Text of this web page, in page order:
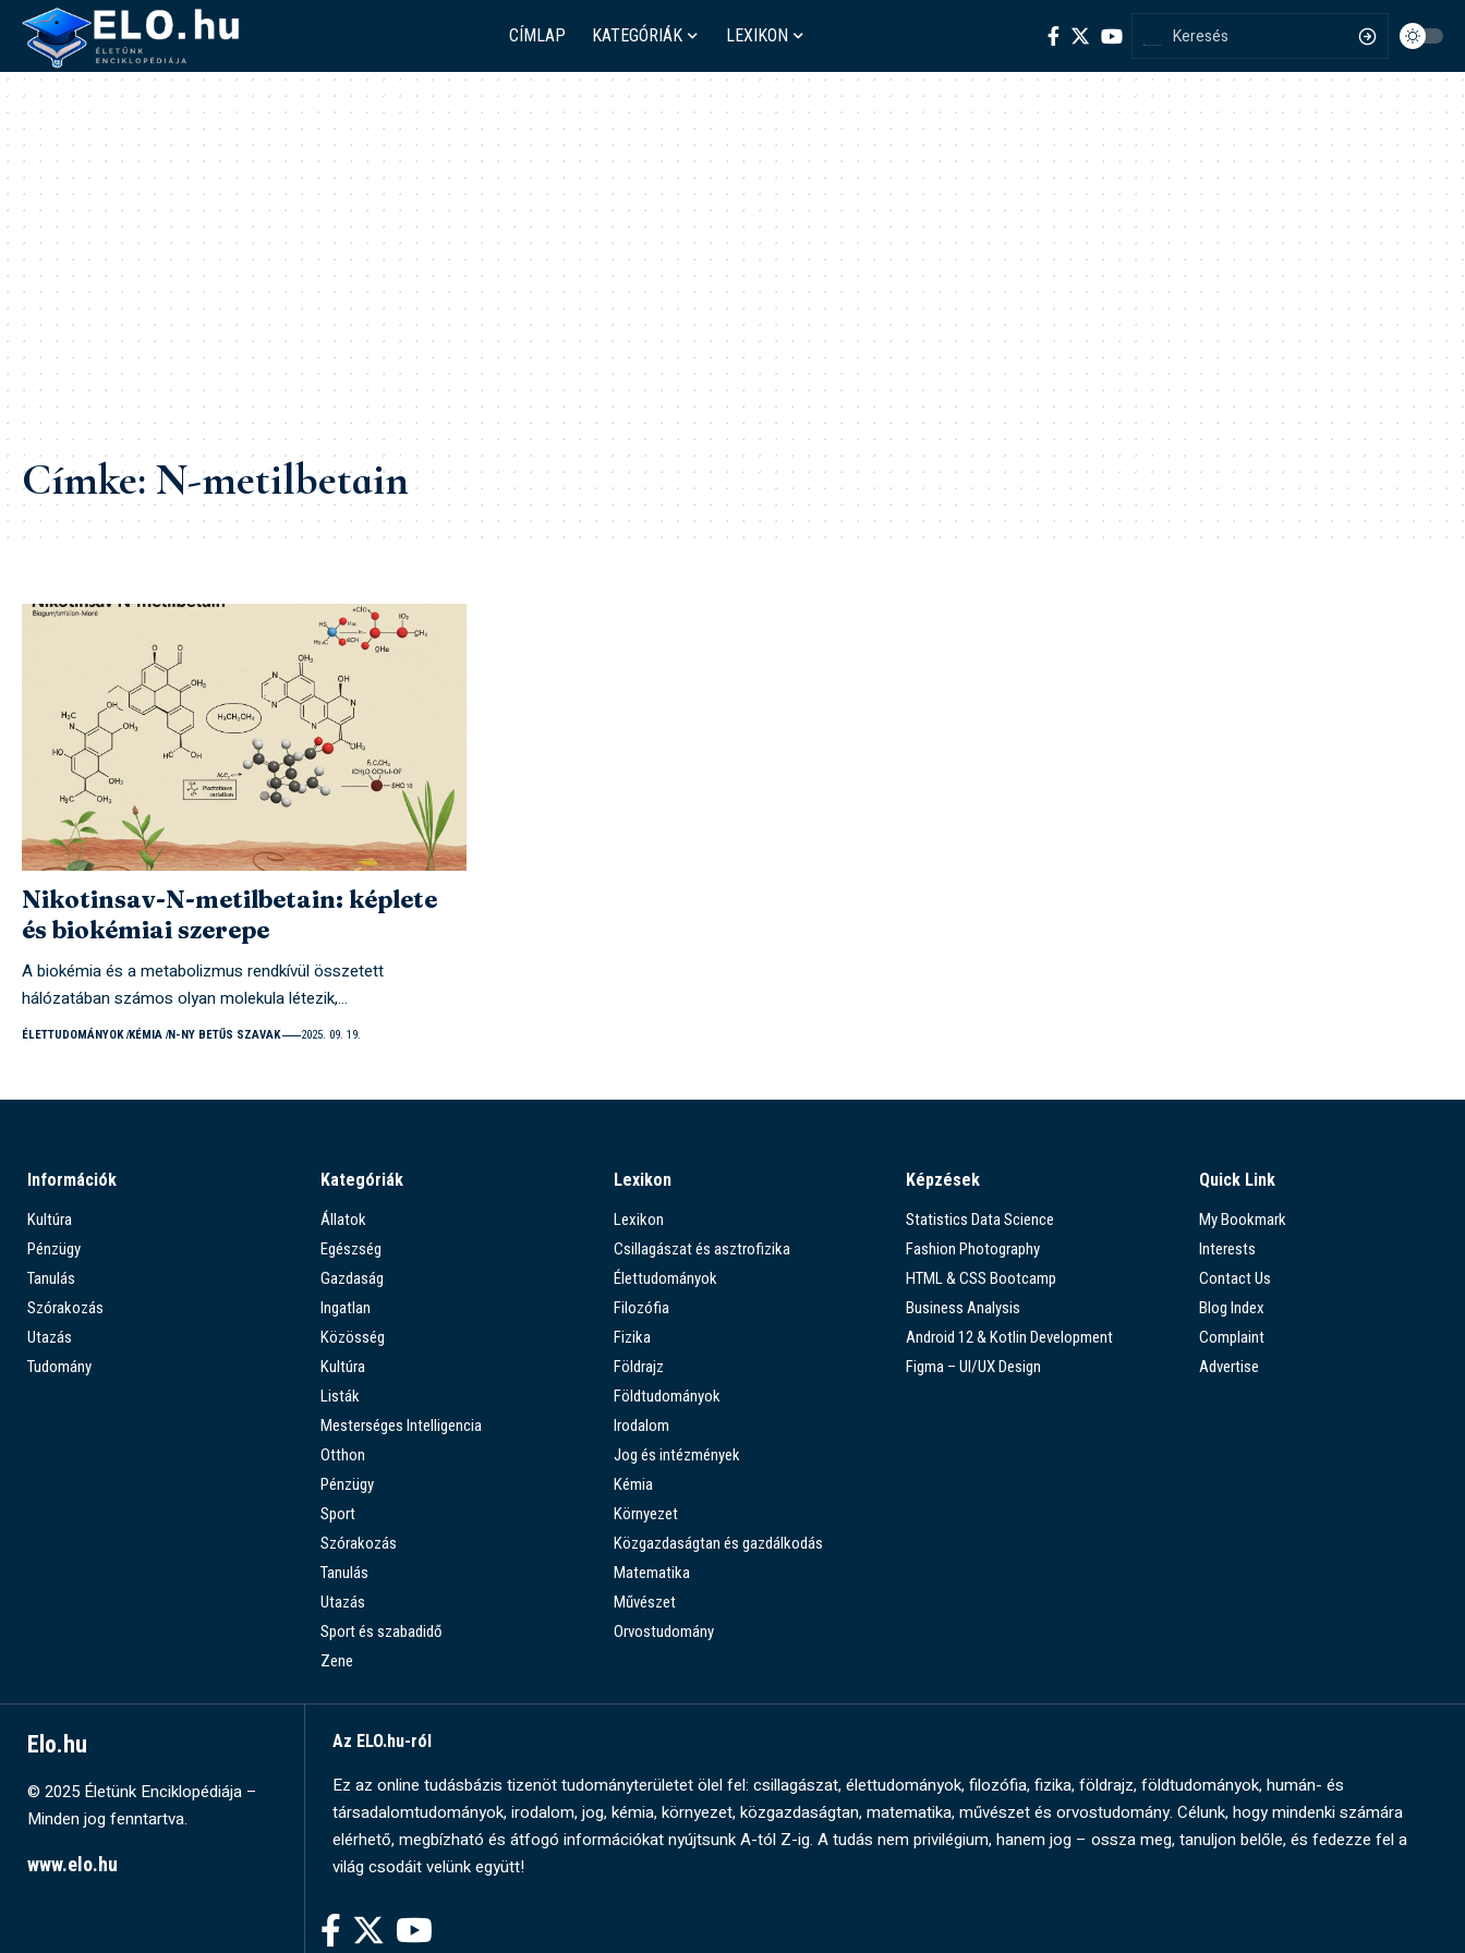
CÍMLAP KATEGÓRIÁK LEXIKON
Címke:N-metilbetain
Nikotinsav-N-metilbetain: képlete
és biokémiai szerepe
A biokémia és a metabolizmus rendkívül összetett
hálózatában számos olyan molekula létezik,…
ÉLETTUDOMÁNYOK KÉMIA N-NY BETŰS SZAVAK 2025. 09. 19.
Információk
Kultúra
Pénzügy
Tanulás
Szórakozás
Utazás
Tudomány
Kategóriák
Állatok
Egészség
Gazdaság
Ingatlan
Közösség
Kultúra
Listák
Mesterséges Intelligencia
Otthon
Pénzügy
Sport
Szórakozás
Tanulás
Utazás
Sport és szabadidő
Zene
Lexikon
Lexikon
Csillagászat és asztrofizika
Élettudományok
Filozófia
Fizika
Földrajz
Földtudományok
Irodalom
Jog és intézmények
Kémia
Környezet
Közgazdaságtan és gazdálkodás
Matematika
Művészet
Orvostudomány
Képzések
Statistics Data Science
Fashion Photography
HTML & CSS Bootcamp
Business Analysis
Android 12 & Kotlin Development
Figma – UI/UX Design
Quick Link
My Bookmark
Interests
Contact Us
Blog Index
Complaint
Advertise
Elo.hu
© 2025 Életünk Enciklopédiája –
Minden jog fenntartva.
www.elo.hu
Az ELO.hu-ról
Ez az online tudásbázis tizenöt tudományterületet ölel fel: csillagászat, élettudományok, filozófia, fizika, földrajz, földtudományok, humán- és
társadalomtudományok, irodalom, jog, kémia, környezet, közgazdaságtan, matematika, művészet és orvostudomány. Célunk, hogy mindenki számára
elérhető, megbízható és átfogó információkat nyújtsunk A-tól Z-ig. A tudás nem privilégium, hanem jog – ossza meg, tanuljon belőle, és fedezze fel a
világ csodáit velünk együtt!